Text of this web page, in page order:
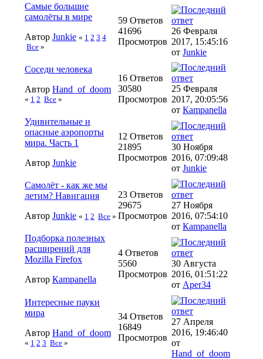
Самые большие
самолёты в мире
Автор Junkie « 1 2 3 4
Все »
59 Ответов
41696
Просмотров
26 Февраля
2017, 15:45:16
от Junkie
Соседи человека
Автор Hand_of_doom
« 1 2 Все »
16 Ответов
30580
Просмотров
25 Февраля
2017, 20:05:56
от Кampanella
Удивительные и
опасные аэропорты
мира. Часть 1
Автор Junkie
12 Ответов
21895
Просмотров
30 Ноября
2016, 07:09:48
от Junkie
Самолёт - как же мы
летим? Навигация
Автор Junkie « 1 2 Все »
23 Ответов
29675
Просмотров
27 Ноября
2016, 07:54:10
от Кampanella
Подборка полезных
расширений для
Mozilla Firefox
Автор Кampanella
4 Ответов
5560
Просмотров
30 Августа
2016, 01:51:22
от Aper34
Интересные пауки
мира
Автор Hand_of_doom
« 1 2 3 Все »
34 Ответов
16849
Просмотров
27 Апреля
2016, 19:46:40
от
Hand_of_doom